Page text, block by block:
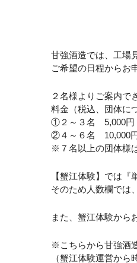
甘強酒造では、工場
ご希望の日程からお
２名様よりご案内で
料金（税込、団体に
①２～３名 5,000円
②４～６名 10,000
※７名以上の団体様
【蟹江体験】では『
そのため人数欄では、
また、蟹江体験から
※こちらから甘強酒
（蟹江体験運営か